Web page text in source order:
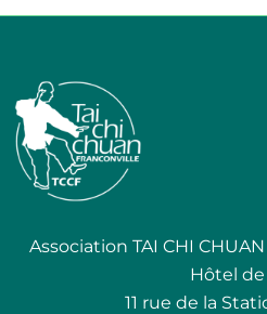
Association TAI CHI CHUAN
Hôtel de
11 rue de la